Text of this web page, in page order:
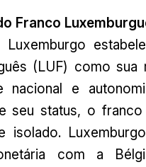
Franco
Luxemburgo
(LUF) como sua
nacional e
seu status, o franco
isolado.
com a